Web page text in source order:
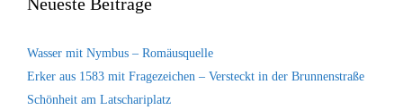
Wasser mit Nymbus – Romäusquelle
Erker aus 1583 mit Fragezeichen – Versteckt in der Brunnenstraße
Schönheit am Latschariplatz